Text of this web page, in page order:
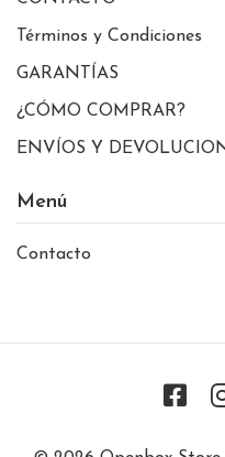
Términos y Condiciones
GARANTÍAS
¿CÓMO COMPRAR?
ENVÍOS Y
Menú
Contacto